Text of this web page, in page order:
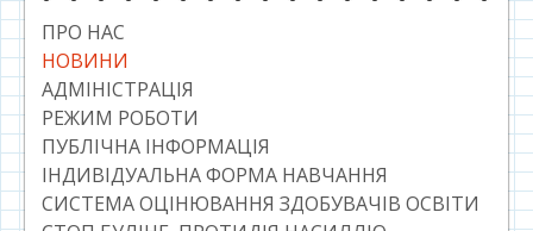
ПРО НАС
НОВИНИ
АДМІНІСТРАЦІЯ
РЕЖИМ РОБОТИ
ПУБЛІЧНА ІНФОРМАЦІЯ
ІНДИВІДУАЛЬНА ФОРМА НАВЧАННЯ
СИСТЕМА ОЦІНЮВАННЯ ЗДОБУВАЧІВ ОСВІТИ